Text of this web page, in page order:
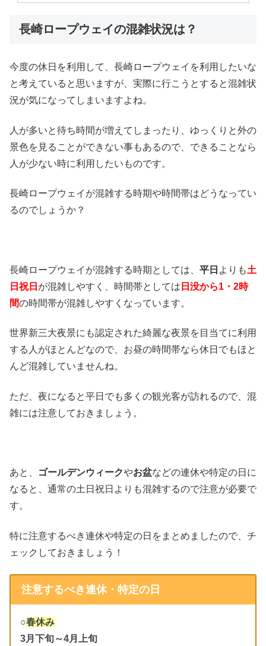
長崎ロープウェイの混雑状況は？
今度の休日を利用して、長崎ロープウェイを利用したいな
と考えていると思いますが、実際に行こうとすると混雑状
況が気になってしまいますよね。
人が多いと待ち時間が増えてしまったり、ゆっくりと外の
景色を見ることができない事もあるので、できることなら
人が少ない時に利用したいものです。
長崎ロープウェイが混雑する時期や時間帯はどうなってい
るのでしょうか？
長崎ロープウェイが混雑する時期としては、 平日 よりも土
日祝日 が混雑しやすく、時間帯としては 日没から1・2時
間の時間帯が混雑しやすくなっています。
世界新三大夜景にも認定された綺麗な夜景を目当てに利用
する人がほとんどなので、お昼の時間帯なら休日でもほと
んど混雑していませんね。
ただ、夜になると平日でも多くの観光客が訪れるので、混
雑には注意しておきましょう。
あと、 ゴールデンウィークやお盆などの連休や特定の日に
なると、通常の土日祝日よりも混雑するので注意が必要で
す。
特に注意するべき連休や特定の日をまとめましたので、チ
ェックしておきましょう！
注意するべき連休・特定の日
○春休み
3月下旬～4月上旬